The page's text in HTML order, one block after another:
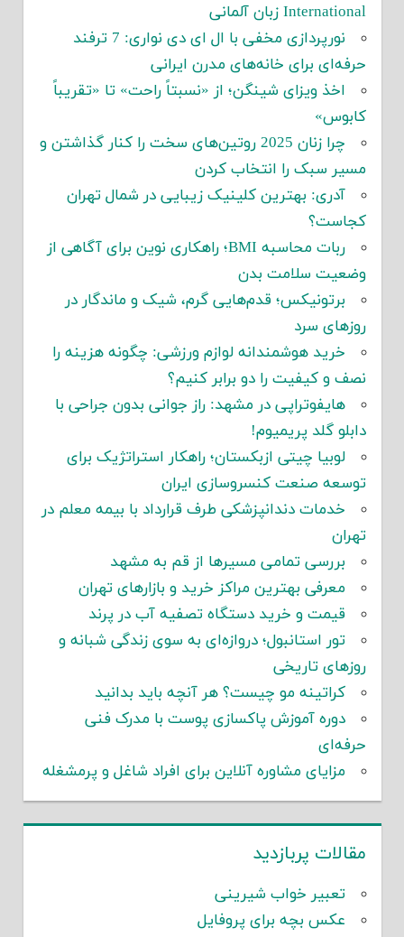
International زبان آلمانی
نورپردازی مخفی با ال ای دی نواری: 7 ترفند
حرفه‌ای برای خانه‌های مدرن ایرانی
اخذ ویزای شینگن؛ از «نسبتاً راحت» تا «تقریباً
کابوس»
چرا زنان 2025 روتین‌های سخت را کنار گذاشتن و
مسیر سبک را انتخاب کردن
آدری: بهترین کلینیک زیبایی در شمال تهران
کجاست؟
ربات محاسبه BMI؛ راهکاری نوین برای آگاهی از
وضعیت سلامت بدن
برتونیکس؛ قدم‌هایی گرم، شیک و ماندگار در
روزهای سرد
خرید هوشمندانه لوازم ورزشی: چگونه هزینه را
نصف و کیفیت را دو برابر کنیم؟
هایفوتراپی در مشهد: راز جوانی بدون جراحی با
دابلو گلد پریمیوم!
لوبیا چیتی ازبکستان؛ راهکار استراتژیک برای
توسعه صنعت کنسروسازی ایران
خدمات دندانپزشکی طرف قرارداد با بیمه معلم در
تهران
بررسی تمامی مسیرها از قم به مشهد
معرفی بهترین مراکز خرید و بازارهای تهران
قیمت و خرید دستگاه تصفیه آب در پرند
تور استانبول؛ دروازه‌ای به سوی زندگی شبانه و
روزهای تاریخی
کراتینه مو چیست؟ هر آنچه باید بدانید
دوره آموزش پاکسازی پوست با مدرک فنی
حرفه‌ای
مزایای مشاوره آنلاین برای افراد شاغل و پرمشغله
مقالات پربازدید
تعبیر خواب شیرینی
عکس بچه برای پروفایل